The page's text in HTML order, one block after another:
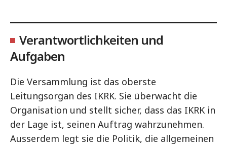
Verantwortlichkeiten und
Aufgaben
Die Versammlung ist das oberste
Leitungsorgan des IKRK. Sie überwacht die
Organisation und stellt sicher, dass das IKRK in
der Lage ist, seinen Auftrag wahrzunehmen.
Ausserdem legt sie die Politik, die allgemeinen